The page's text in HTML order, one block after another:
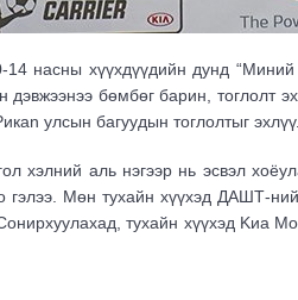
насны хүүхдүүдийн дунд “Миний
дэвжээнээ бөмбөг барин,
улсын багуудын тоглолтыг
хэлний аль нэгээр нь эсвэл
Мөн тухайн хүүхэд ДАШТ-
тухайн хүүхэд Kиа